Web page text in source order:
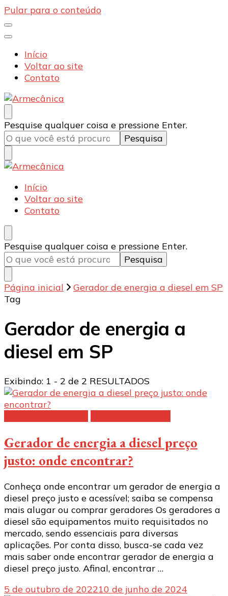
Pular para o conteúdo
Início
Voltar ao site
Contato
Armecânica
Blog
Procurando
algo?
Pesquise qualquer coisa e pressione Enter.
Armecânica
Blog
Início
Voltar ao site
Contato
Procurando
algo?
Pesquise qualquer coisa e pressione Enter.
Página inicial
Gerador de energia a diesel em SP
Tag
Gerador de energia a
diesel em SP
Exibindo: 1 - 2 de 2 RESULTADOS
Gerador de energia a diesel preço
justo: onde encontrar?
Conheça onde encontrar um gerador de energia a
diesel preço justo e acessível; saiba se compensa
mais alugar ou comprar geradores Os geradores a
diesel são equipamentos muito requisitados no
mercado, sendo essenciais para diversas
aplicações. Por conta disso, busca-se cada vez
mais saber onde encontrar gerador de energia a
diesel preço justo. Afinal, encontrar …
5 de outubro de 202210 de junho de 2024